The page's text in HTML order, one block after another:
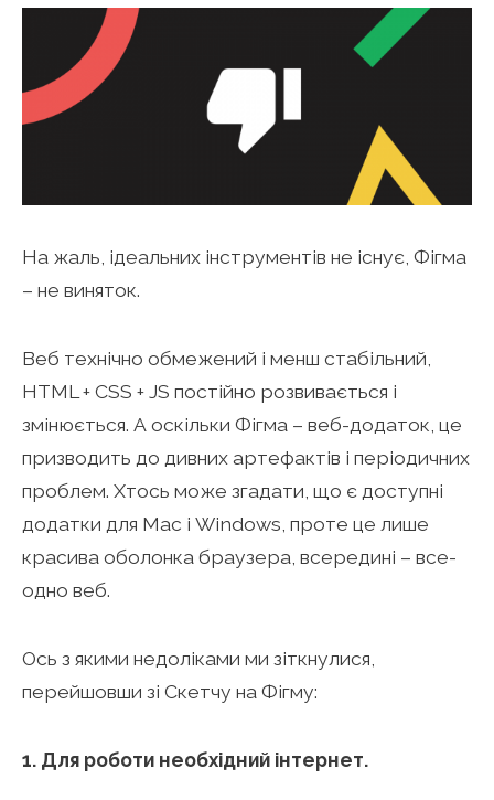
На жаль, ідеальних інструментів не існує, Фігма
– не виняток.
Веб технічно обмежений і менш стабільний,
HTML + CSS + JS постійно розвивається і
змінюється. А оскільки Фігма – веб-додаток, це
призводить до дивних артефактів і періодичних
проблем. Хтось може згадати, що є доступні
додатки для Mac і Windows, проте це лише
красива оболонка браузера, всередині – все-
одно веб.
Ось з якими недоліками ми зіткнулися,
перейшовши зі Скетчу на Фігму:
1. Для роботи необхідний інтернет.